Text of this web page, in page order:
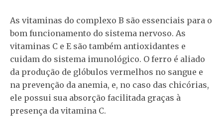
As vitaminas do complexo B são essenciais para o
bom funcionamento do sistema nervoso. As
vitaminas C e E são também antioxidantes e
cuidam do sistema imunológico. O ferro é aliado
da produção de glóbulos vermelhos no sangue e
na prevenção da anemia, e, no caso das chicórias,
ele possui sua absorção facilitada graças à
presença da vitamina C.